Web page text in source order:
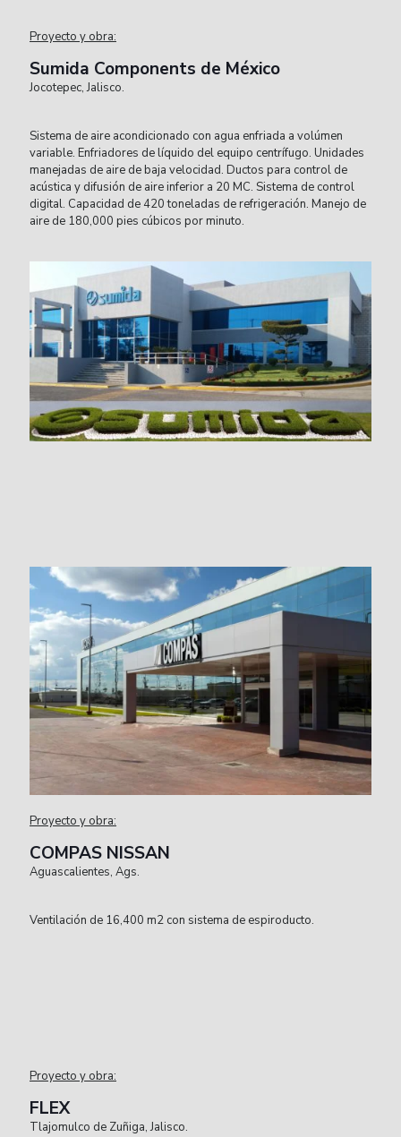
Proyecto y obra:
Sumida Components de México
Jocotepec, Jalisco.
Sistema de aire acondicionado con agua enfriada a volúmen
variable. Enfriadores de líquido del equipo centrífugo. Unidades
manejadas de aire de baja velocidad. Ductos para control de
acústica y difusión de aire inferior a 20 MC. Sistema de control
digital. Capacidad de 420 toneladas de refrigeración. Manejo de
aire de 180,000 pies cúbicos por minuto.
Proyecto y obra:
COMPAS NISSAN
Aguascalientes, Ags.
Ventilación de 16,400 m2 con sistema de espiroducto.
Proyecto y obra:
FLEX
Tlajomulco de Zuñiga, Jalisco.